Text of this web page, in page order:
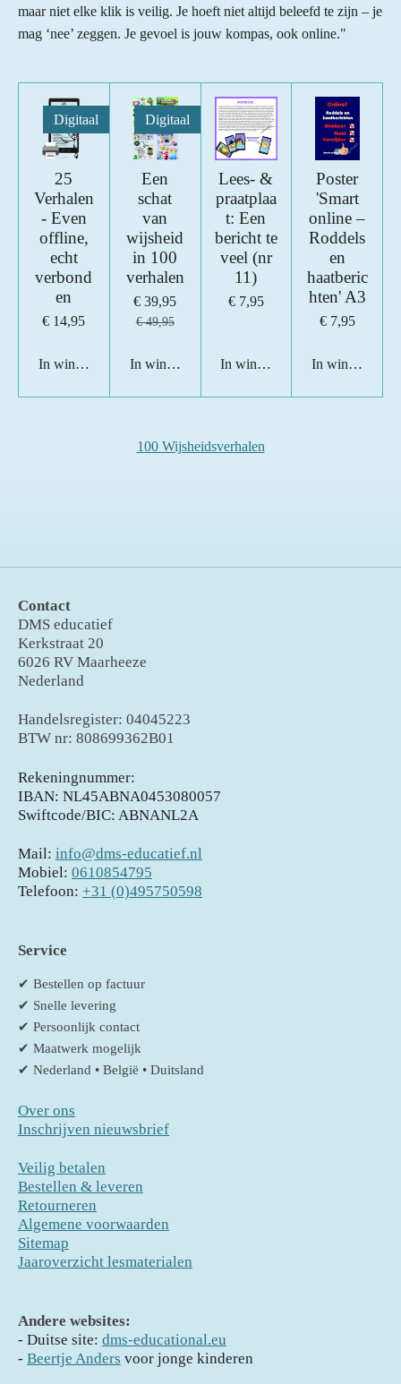
maar niet elke klik is veilig. Je hoeft niet altijd beleefd te zijn – je
mag ‘nee’ zeggen. Je gevoel is jouw kompas, ook online."
Digitaal
25
Verhalen
- Even
offline,
echt
verbond
en
€ 14,95
In winkelwagen
Digitaal
Een
schat
van
wijsheid
in 100
verhalen
€ 39,95
€ 49,95
In winkelwagen
Lees- &
praatplaa
t: Een
bericht te
veel (nr
11)
€ 7,95
In winkelwagen
Poster
'Smart
online –
Roddels
en
haatberic
hten' A3
€ 7,95
In
100 Wijsheidsverhalen
Contact
DMS educatief
Kerkstraat 20
6026 RV Maarheeze
Nederland
Handelsregister: 04045223
BTW nr: 808699362B01
Rekeningnummer:
IBAN: NL45ABNA0453080057
Swiftcode/BIC: ABNANL2A
Mail: info@dms-educatief.nl
Mobiel: 0610854795
Telefoon: +31 (0)495750598
Service
✔ Bestellen op factuur
✔ Snelle levering
✔ Persoonlijk contact
✔ Maatwerk mogelijk
✔ Nederland • België • Duitsland
Over ons
Inschrijven nieuwsbrief
Veilig betalen
Bestellen & leveren
Retourneren
Algemene voorwaarden
Sitemap
Jaaroverzicht lesmaterialen
Andere websites:
- Duitse site: dms-educational.eu
- Beertje Anders voor jonge kinderen